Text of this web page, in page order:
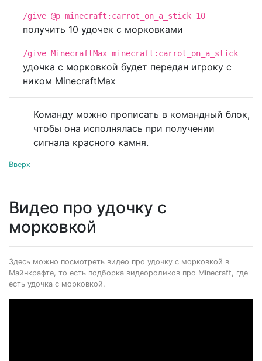
/give @p minecraft:carrot_on_a_stick 10
получить 10 удочек с морковками
/give MinecraftMax minecraft:carrot_on_a_stick
удочка с морковкой будет передан игроку с
ником MinecraftMax
Команду можно прописать в командный блок,
чтобы она исполнялась при получении
сигнала красного камня.
Вверх
Видео про удочку с
морковкой
Здесь можно посмотреть видео про удочку с морковкой в
Майнкрафте, то есть подборка видеороликов про Minecraft, где
есть удочка с морковкой.